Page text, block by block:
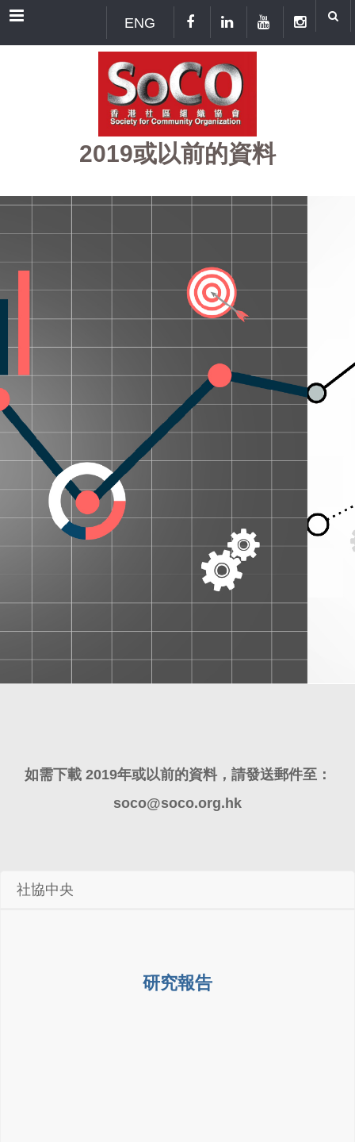
Menu ENG
2019或以前的資料
如需下載 2019年或以前的資料，請發送郵件至：
soco@soco.org.hk
社協中央
研究報告